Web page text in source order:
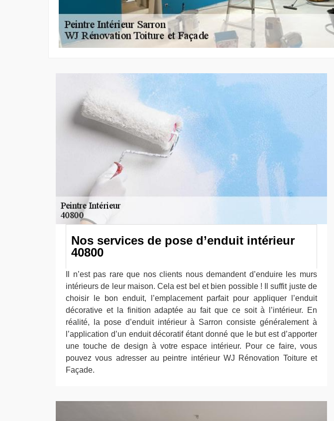
Nos services de pose d’enduit intérieur
40800
Il n’est pas rare que nos clients nous demandent d’enduire les murs
intérieurs de leur maison. Cela est bel et bien possible ! Il suffit juste de
choisir le bon enduit, l’emplacement parfait pour appliquer l’enduit
décorative et la finition adaptée au fait que ce soit à l’intérieur. En
réalité, la pose d’enduit intérieur à Sarron consiste généralement à
l’application d’un enduit décoratif étant donné que le but est d’apporter
une touche de design à votre espace intérieur. Pour ce faire, vous
pouvez vous adresser au peintre intérieur WJ Rénovation Toiture et
Façade.